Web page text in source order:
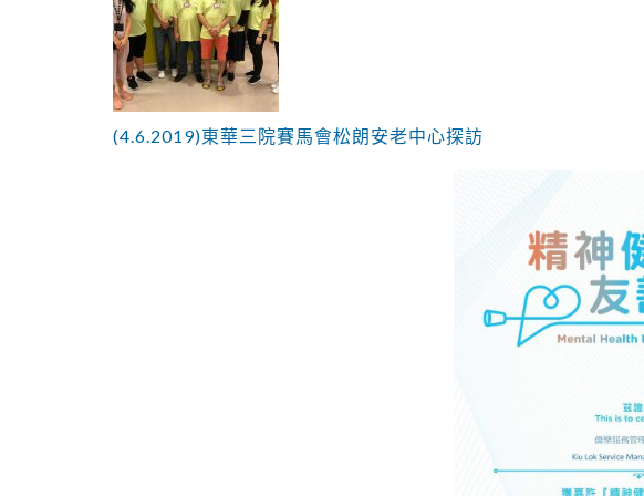
(4.6.2019)東華三院賽馬會松朗安老中心探訪